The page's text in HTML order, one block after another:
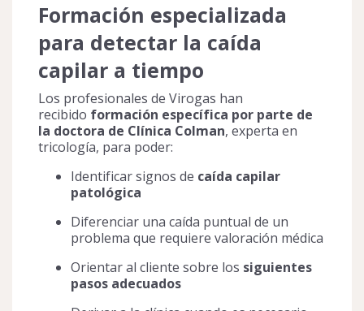
Formación especializada
para detectar la caída
capilar a tiempo
Los profesionales de Virogas han
recibido formación específica por parte de
la doctora de Clínica Colman, experta en
tricología, para poder:
Identificar signos de caída capilar
patológica
Diferenciar una caída puntual de un
problema que requiere valoración médica
Orientar al cliente sobre los siguientes
pasos adecuados